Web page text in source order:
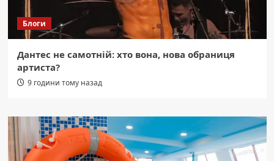
Блоги
Дантес не самотній: хто вона, нова обраниця
артиста?
9 години тому назад